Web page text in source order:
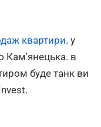
квартири. у
Кам'янецька. в
буде танк ви